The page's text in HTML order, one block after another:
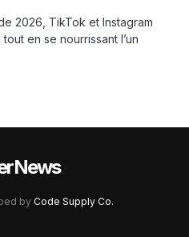
2026, TikTok et Instagram
en se nourrissant l’un
by Code Supply Co.